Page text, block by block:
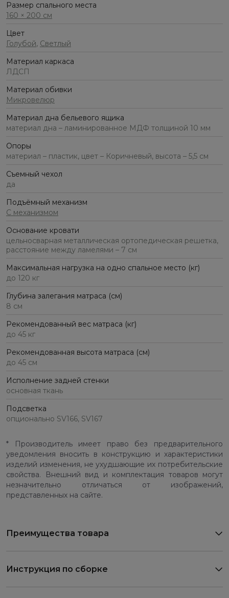
Размер спального места
160 × 200 см
Цвет
Голубой, Светлый
Материал каркаса
ЛДСП
Материал обивки
Микровелюр
Материал дна бельевого ящика
материал дна – ламинированное МДФ толщиной 10 мм
Опоры
материал – пластик, цвет – Коричневый, высота – 5,5 см
Съемный чехол
да
Подъёмный механизм
С механизмом
Основание кровати
цельносварная металлическая ортопедическая решетка,
расстояние между ламелями – 7 см
Максимальная нагрузка на одно спальное место (кг)
до 120 кг
Глубина залегания матраса (см)
8 см
Рекомендованный вес матраса (кг)
до 45 кг
Рекомендованная высота матраса (см)
до 45 см
Исполнение задней стенки
основная ткань
Подсветка
опционально SV166, SV167
* Производитель имеет право без предварительного
уведомления вносить в конструкцию и характеристики
изделий изменения, не ухудшающие их потребительские
свойства. Внешний вид и комплектация товаров могут
незначительно отличаться от изображений,
представленных на сайте.
Преимущества товара
Инструкция по сборке